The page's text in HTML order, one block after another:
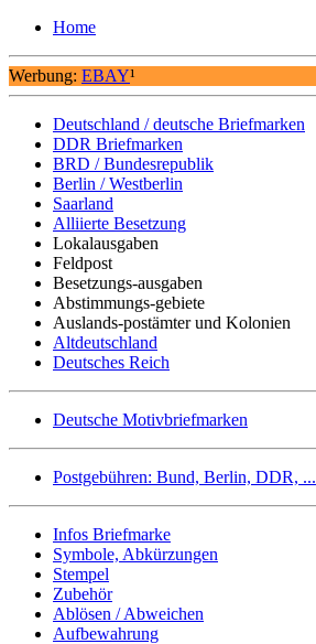
Home
Werbung: EBAY¹
Deutschland / deutsche Briefmarken
DDR Briefmarken
BRD / Bundesrepublik
Berlin / Westberlin
Saarland
Alliierte Besetzung
Lokalausgaben
Feldpost
Besetzungs-ausgaben
Abstimmungs-gebiete
Auslands-postämter und Kolonien
Altdeutschland
Deutsches Reich
Deutsche Motivbriefmarken
Postgebühren: Bund, Berlin, DDR, ...
Infos Briefmarke
Symbole, Abkürzungen
Stempel
Zubehör
Ablösen / Abweichen
Aufbewahrung